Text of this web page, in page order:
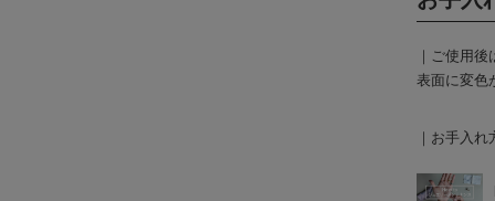
｜ご使用
表面に変色
｜お手入